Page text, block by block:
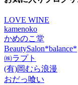
LOVE WINE
kamenoko
かめのこ堂
BeautySalon*balance*
㈱ラプト
(有)岡むら浪漫
おだっ喰い